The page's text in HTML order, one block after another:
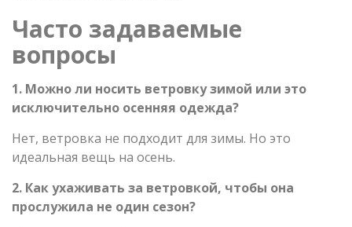
Часто задаваемые
вопросы
1. Можно ли носить ветровку зимой или это
исключительно осенняя одежда?
Нет, ветровка не подходит для зимы. Но это
идеальная вещь на осень.
2. Как ухаживать за ветровкой, чтобы она
прослужила не один сезон?